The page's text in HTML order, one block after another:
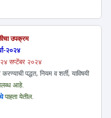
उपक्रम
२०२४
२४ सप्टेंबर २०२४
पद्धत, नियम व शर्ती, याविषयी
आहे.
पाहता येतील.